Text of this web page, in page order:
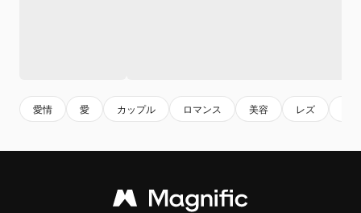
愛情 愛 カップル ロマンス 美容 レズ